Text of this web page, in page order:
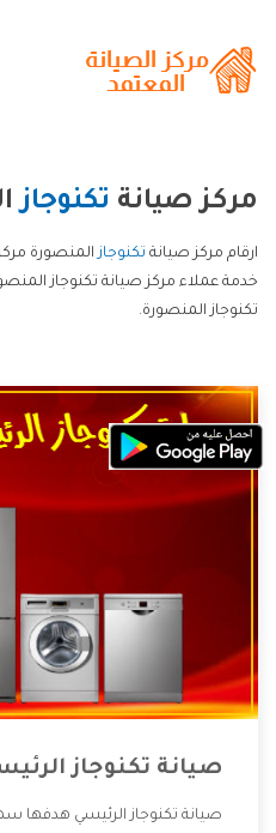
مركز صيانة تكنوجاز
ارقام مركز صيانة تكنوجازالمنصورة
خدمة عملاء مركز صيانة تكنوجاز
تكنوجاز المنصورة.
صيانة تكنوجاز
صيانة تكنوجاز الرئيسي هدفها